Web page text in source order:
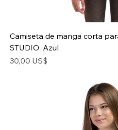
Camiseta de manga corta
STUDIO: Azul
Precio
30,00 US$